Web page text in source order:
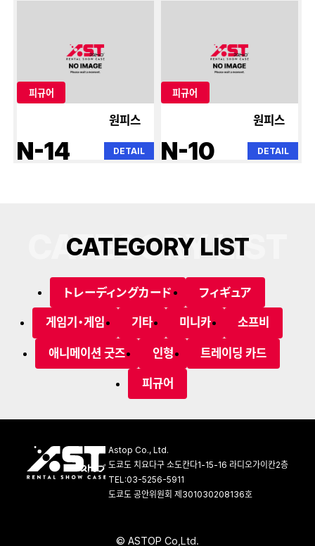
피규어
원피스
N-14 DETAIL
피규어
원피스
N-10 DETAIL
CATEGORY LIST
CATEGORY LIST
トレーディングカード フィギュア
게임기・게임 기타 미니카 소프비
애니메이션 굿즈 인형 트레이딩 카드
피규어
Astop Co., Ltd.
도쿄도 치요다구 소도칸다1-15-16 라디오가이칸2층
TEL:03-5256-5911
도쿄도 공안위원회 제301030208136호
© ASTOP Co Ltd.